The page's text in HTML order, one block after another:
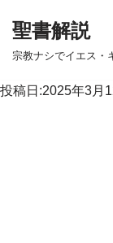
テ
聖書解説
宗教ナシでイエス・
投稿日:2025年3月